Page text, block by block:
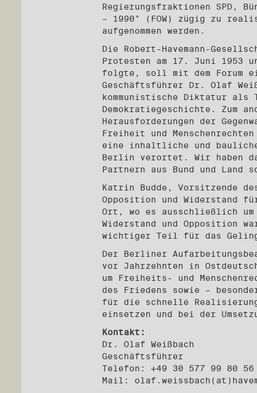
Regierungsfraktionen SPD,
– 1990" (FOW) zügig zu
aufgenommen werden.
Die Robert-Havemann-
Protesten am 17. Juni 1953
folgte, soll mit dem Forum
Geschäftsführer Dr. Olaf
kommunistische Diktatur als
Demokratiegeschichte. Zum
Herausforderungen der
Freiheit und
eine inhaltliche und bauliche
Berlin verortet. Wir haben
Partnern aus Bund und
Katrin Budde, Vorsitzende
Opposition und Widerstand
Ort, wo es ausschließlich um
Widerstand und Opposition
wichtiger Teil für das
Der Berliner
vor Jahrzehnten in
um Freiheits- und
des Friedens sowie –
für die schnelle
einsetzen und bei der
Kontakt:
Dr. Olaf Weißbach
Geschäftsführer
Telefon: +49 30 577 99 80 56
Mail: